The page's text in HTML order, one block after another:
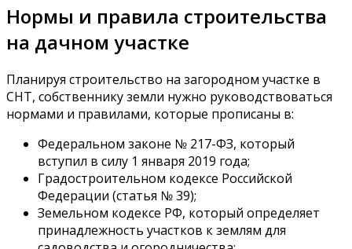
Нормы и правила строительства
на дачном участке
Планируя строительство на загородном участке в
СНТ, собственнику земли нужно руководствоваться
нормами и правилами, которые прописаны в:
Федеральном законе № 217-ФЗ, который
вступил в силу 1 января 2019 года;
Градостроительном кодексе Российской
Федерации (статья № 39);
Земельном кодексе РФ, который определяет
принадлежность участков к землям для